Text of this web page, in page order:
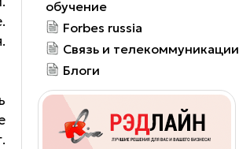
обучение
Forbes russia
Связь и телекоммуникации
Блоги